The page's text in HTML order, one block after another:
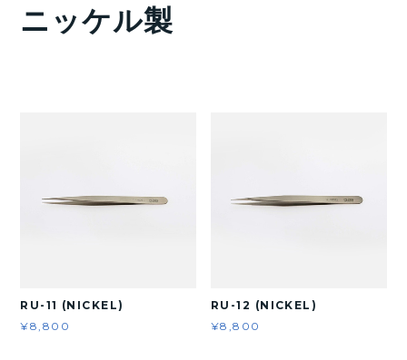
ニッケル製
RU-11 (NICKEL)
¥8,800
RU-12 (NICKEL)
¥8,800